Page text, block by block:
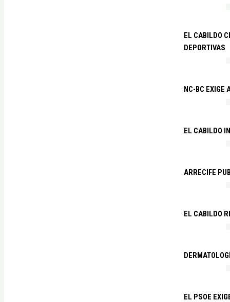
EL CABILDO
DEPORTIVAS
NC-BC EXIGE
EL CABILDO
ARRECIFE
EL CABILDO
EL PSOE